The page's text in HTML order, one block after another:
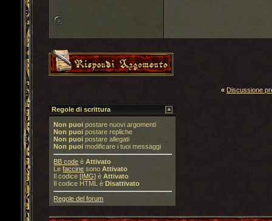
« Discussione
Regole di scrittura
Non puoi postare nuovi argomenti
Non puoi postare repliche
Non puoi postare allegati
Non puoi modificare i tuoi messaggi
BB code èAttivato
Lefaccine sonoAttivato
Il codice[IMG] èAttivato
Il codice HTML èDisattivato
Regole del forum